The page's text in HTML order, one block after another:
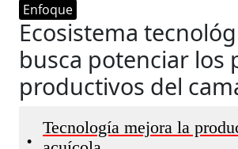
Enfoque
Ecosistema
busca potenciar los
productivos del
•
Tecnología mejora la